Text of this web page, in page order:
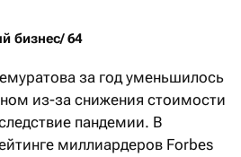
бизнес/ 64
за год уменьшилось
из-за снижения стоимости
пандемии. В
миллиардеров Forbes